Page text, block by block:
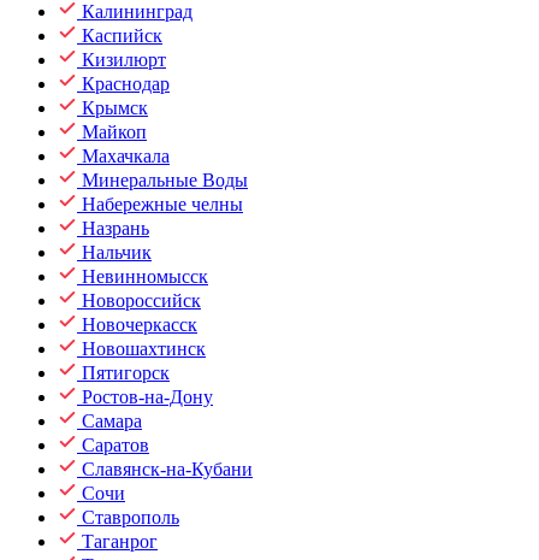
Калининград
Каспийск
Кизилюрт
Краснодар
Крымск
Майкоп
Махачкала
Минеральные Воды
Набережные челны
Назрань
Нальчик
Невинномысск
Новороссийск
Новочеркасск
Новошахтинск
Пятигорск
Ростов-на-Дону
Самара
Саратов
Славянск-на-Кубани
Сочи
Ставрополь
Таганрог